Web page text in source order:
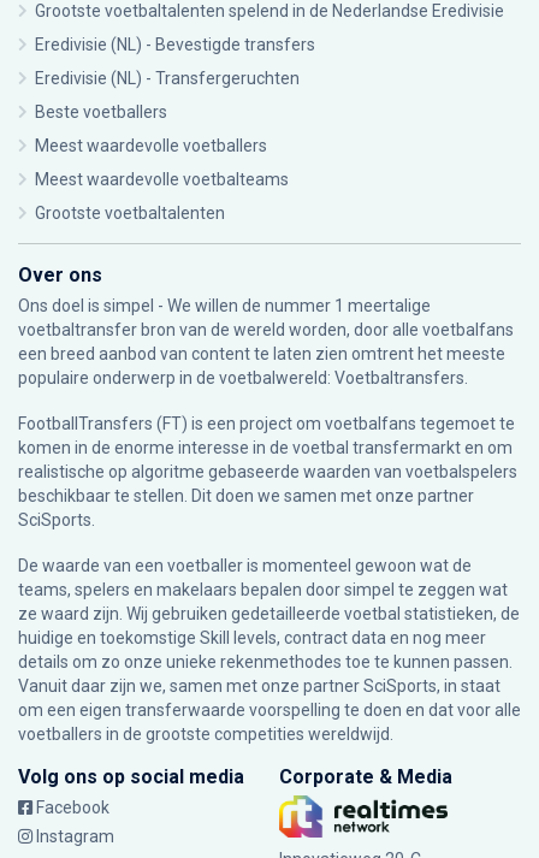
Grootste voetbaltalenten spelend in de Nederlandse Eredivisie
Eredivisie (NL) - Bevestigde transfers
Eredivisie (NL) - Transfergeruchten
Beste voetballers
Meest waardevolle voetballers
Meest waardevolle voetbalteams
Grootste voetbaltalenten
Over ons
Ons doel is simpel - We willen de nummer 1 meertalige
voetbaltransfer bron van de wereld worden, door alle voetbalfans
een breed aanbod van content te laten zien omtrent het meeste
populaire onderwerp in de voetbalwereld: Voetbaltransfers.
FootballTransfers (FT) is een project om voetbalfans tegemoet te
komen in de enorme interesse in de voetbal transfermarkt en om
realistische op algoritme gebaseerde waarden van voetbalspelers
beschikbaar te stellen. Dit doen we samen met onze partner
SciSports
De waarde van een voetballer is momenteel gewoon wat de
teams, spelers en makelaars bepalen door simpel te zeggen wat
ze waard zijn. Wij gebruiken gedetailleerde voetbal statistieken, de
huidige en toekomstige Skill levels, contract data en nog meer
details om zo onze unieke rekenmethodes toe te kunnen passen.
Vanuit daar zijn we, samen met onze partner SciSports, in staat
om een eigen transferwaarde voorspelling te doen en dat voor alle
voetballers in de grootste competities wereldwijd.
Volg ons op social media
Facebook
Instagram
Corporate & Media